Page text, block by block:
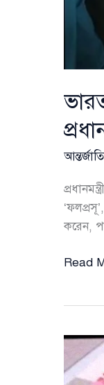
করেন,
ভারত
নতুন
গতি
আনার
Read